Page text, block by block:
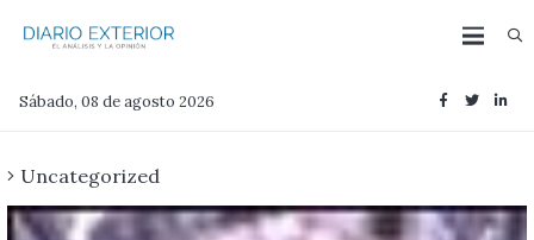
Sábado, 08 de agosto 2026
Uncategorized